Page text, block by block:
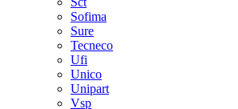
Sofima
Sure
Tecneco
Ufi
Unico
Unipart
Vsp